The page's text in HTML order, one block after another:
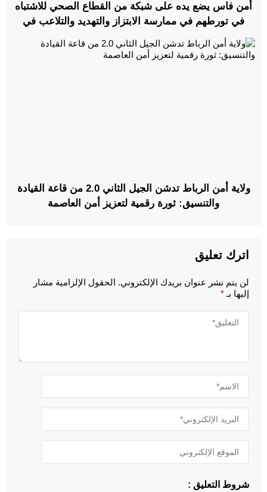
أمن فاس يضع يده على شبكة من القطاع الصحي للاشتباه
في تورطهم في ممارسة الابتزاز والتهديد والتلاعب في
عملية الاستفادة من الخدمات الطبية العمومية والاتجار
بالرضع حديثي الولادة
​ولاية أمن الرباط تدشن الجيل الثاني 2.0 من قاعة القيادة
والتنسيق: ثورة رقمية لتعزيز أمن العاصمة
اترك تعليق
لن يتم نشر عنوان بريدك الإلكتروني. الحقول الإلزامية مشار
إليها بـ *
شروط التعليق :